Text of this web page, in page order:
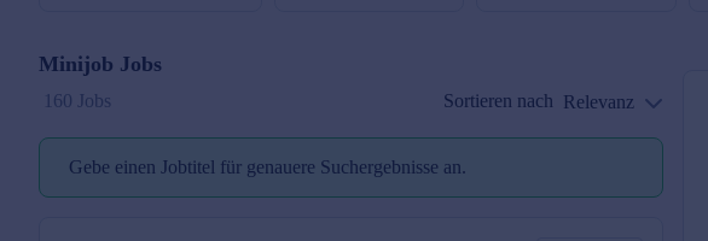
Minijob Jobs
160 Jobs Sortieren nach Relevanz
Gebe einen Jobtitel für genauere Suchergebnisse an.